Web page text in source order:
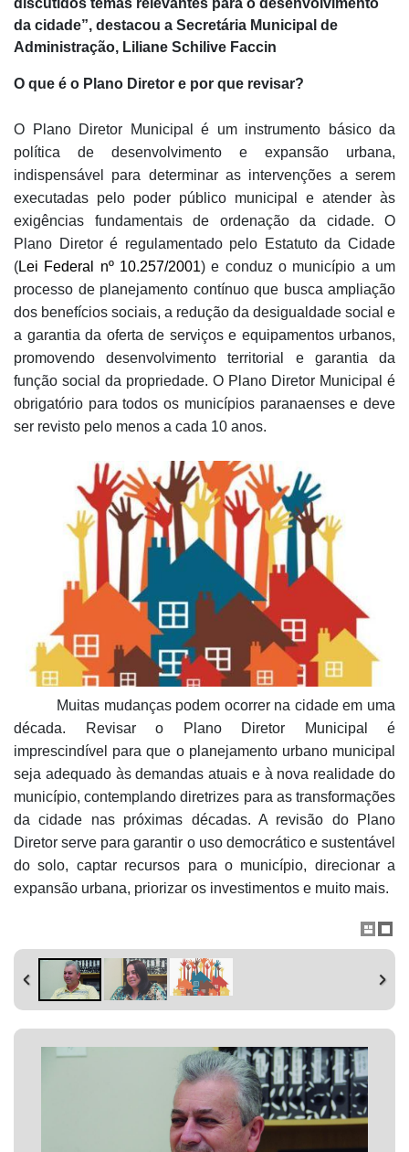
da cidade”, destacou a Secretária Municipal de
Administração, Liliane Schilive Faccin
O que é o Plano Diretor e por que revisar?
O Plano Diretor Municipal é um instrumento básico da
política de desenvolvimento e expansão urbana,
indispensável para determinar as intervenções a serem
executadas pelo poder público municipal e atender às
exigências fundamentais de ordenação da cidade. O
Plano Diretor é regulamentado pelo Estatuto da Cidade
(Lei Federal nº 10.257/2001) e conduz o município a um
processo de planejamento contínuo que busca ampliação
dos benefícios sociais, a redução da desigualdade social e
a garantia da oferta de serviços e equipamentos urbanos,
promovendo desenvolvimento territorial e garantia da
função social da propriedade. O Plano Diretor Municipal é
obrigatório para todos os municípios paranaenses e deve
ser revisto pelo menos a cada 10 anos.
Muitas mudanças podem ocorrer na cidade em uma
década. Revisar o Plano Diretor Municipal é
imprescindível para que o planejamento urbano municipal
seja adequado às demandas atuais e à nova realidade do
município, contemplando diretrizes para as transformações
da cidade nas próximas décadas. A revisão do Plano
Diretor serve para garantir o uso democrático e sustentável
do solo, captar recursos para o município, direcionar a
expansão urbana, priorizar os investimentos e muito mais.